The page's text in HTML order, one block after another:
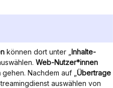
können dort unter „ Inhalte-
Web-Nutzer*innen
gehen. Nachdem auf „ Übertrage
auswählen von